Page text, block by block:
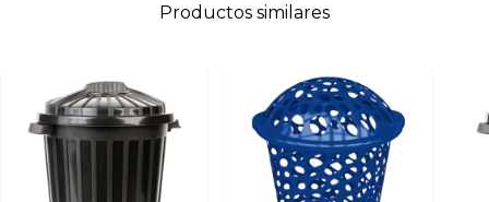
Productos similares